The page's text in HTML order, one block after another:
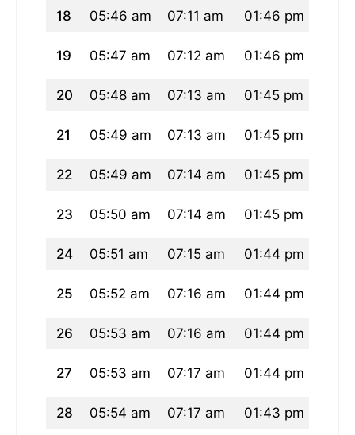
18 05:46 am 07:11 am 01:46 pm
19 05:47 am 07:12 am 01:46 pm
20 05:48 am 07:13 am 01:45 pm
21 05:49 am 07:13 am 01:45 pm
22 05:49 am 07:14 am 01:45 pm
23 05:50 am 07:14 am 01:45 pm
24 05:51 am 07:15 am 01:44 pm
25 05:52 am 07:16 am 01:44 pm
26 05:53 am 07:16 am 01:44 pm
27 05:53 am 07:17 am 01:44 pm
28 05:54 am 07:17 am 01:43 pm